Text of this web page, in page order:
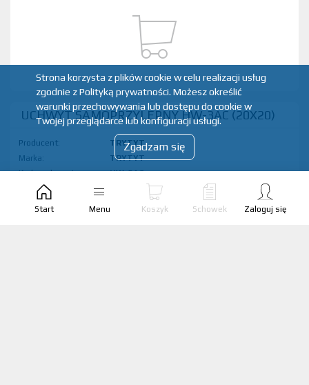
Strona korzysta z plików cookie w celu realizacji usług
zgodnie z Polityką prywatności. Możesz określić
warunki przechowywania lub dostępu do cookie w
Twojej przeglądarce lub konfiguracji usługi.
Zgadzam się
UCHWYT SAMOPRZYLEPNY HW-3AC (20X20)
Producent:
TRYTYT
Marka:
TRYTYT
Kod produktu:
HW-3AC
EAN produktu:
8595055700675
Start Menu Koszyk Schowek Zaloguj się